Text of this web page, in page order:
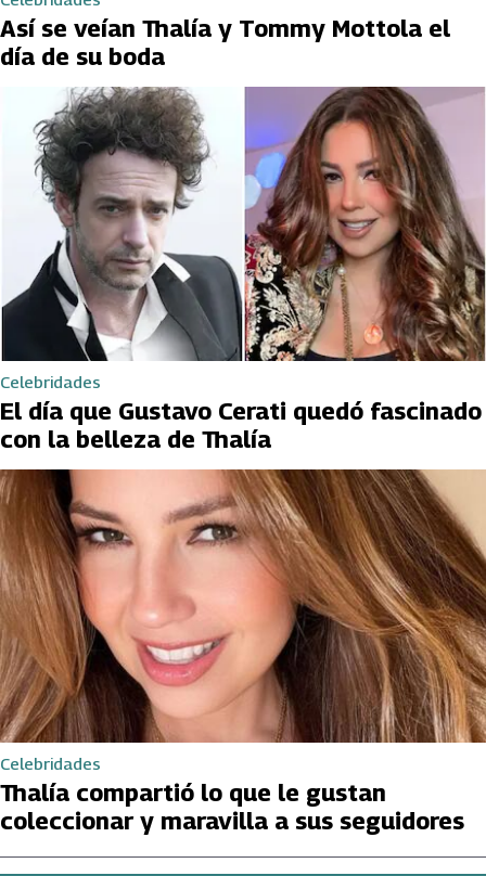
Así se veían Thalía y Tommy Mottola el
día de su boda
Celebridades
El día que Gustavo Cerati quedó fascinado
con la belleza de Thalía
Celebridades
Thalía compartió lo que le gustan
coleccionar y maravilla a sus seguidores